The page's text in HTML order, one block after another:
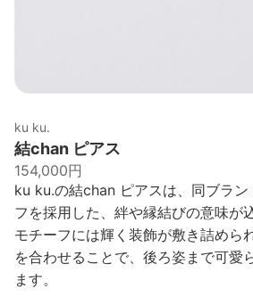
ku ku.
結chan ピアス
154,000円
ku ku.の結chan ピアスは、同ブラン
フを採用した、絆や縁結びの意味が
モチーフには輝く装飾が敷き詰めら
を合わせることで、後ろ姿まで可愛
ます。